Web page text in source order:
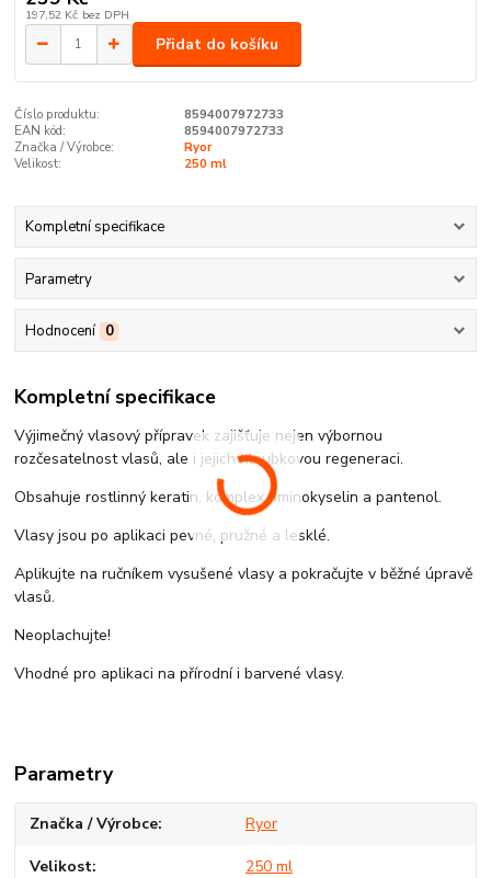
197,52 Kč bez DPH
Přidat do košíku
Číslo produktu:
8594007972733
EAN kód:
8594007972733
Značka / Výrobce:
Ryor
Velikost:
250 ml
Kompletní specifikace
Parametry
Hodnocení 0
Kompletní specifikace
Výjimečný vlasový přípravek zajišťuje nejen výbornou
rozčesatelnost vlasů, ale i jejich hloubkovou regeneraci.
Obsahuje rostlinný keratin, komplex aminokyselin a pantenol.
Vlasy jsou po aplikaci pevné, pružné a lesklé.
Aplikujte na ručníkem vysušené vlasy a pokračujte v běžné úpravě
vlasů.
Neoplachujte!
Vhodné pro aplikaci na přírodní i barvené vlasy.
Parametry
Značka / Výrobce Ryor
Velikost 250 ml